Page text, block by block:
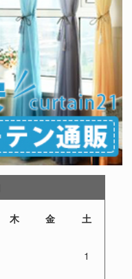
木 金 土
1